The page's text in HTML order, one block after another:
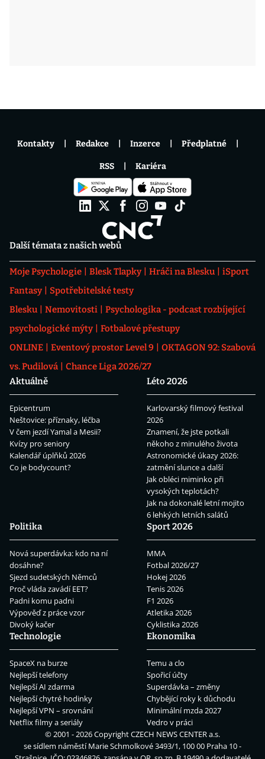
Další témata z našich webů
Moje Psychologie Blesk Tlapky Hráči na Blesku
iSport
Fantasy
Spotřebitelské testy
Blesku
Nemovitosti
Psychologika - podcast rozbíjející
psychologické mýty
Fotbalové přestupy
ONLINE
Eventový prostor Level 9
OKTAGON 92: Szabová
vs. Pudilová
Chance Liga 2026/27
Aktuálně
Epicentrum
Neštovice: příznaky, léčba
V čem jezdí Yamal a Mesii?
Kvízy pro seniory
Kalendář úplňků 2026
Co je bodycount?
Léto 2026
Karlovarský filmový festival
2026
Znamení, že jste potkali
někoho z minulého života
Astronomické úkazy 2026:
zatmění slunce a další
Jak obléci miminko při
vysokých teplotách?
Jak na dokonalé letní mojito
6 lehkých letních salátů
Politika
Nová superdávka: kdo na ní
dosáhne?
Sjezd sudetských Němců
Proč vláda zavádí EET?
Padni komu padni
Výpověď z práce vzor
Divoký kačer
Sport 2026
MMA
Fotbal 2026/27
Hokej 2026
Tenis 2026
F1 2026
Atletika 2026
Cyklistika 2026
Technologie
SpaceX na burze
Nejlepší telefony
Nejlepší AI zdarma
Nejlepší chytré hodinky
Nejlepší VPN – srovnání
Netflix filmy a seriály
Ekonomika
Temu a clo
Spořicí účty
Superdávka – změny
Chybějící roky k důchodu
Minimální mzda 2027
Vedro v práci
Kontakty Redakce Inzerce Předplatné
RSS Kariéra
© 2001 - 2026 CopyrightCZECH NEWS CENTER a.s.
se sídlem náměstí Marie Schmolkové 3493/1, 100 00 Praha 10 -